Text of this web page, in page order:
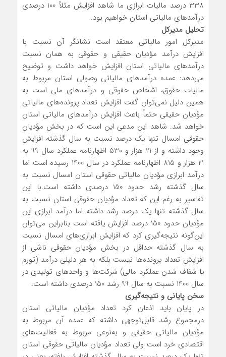
338 درصد مالیات ابرازی ما شاهد افزایش مثلاً 100 درصدی
درآمدهای مالیاتی استان خواهیم بود.
تحلیل مدیرکل
مدیرکل امور مالیاتی معتقد است نشانگر آن نسبت با
افزایش درآمد مؤدیان حقیقی و حقوقی به همان نسبت
درآمدهای مالیاتی استان افزایش خواهد داشت و توضیح
می‌دهد: عمده درآمدهای مالیاتی وصولی استان مربوط به
مالیات حقوق، اشخاص حقوقی و درآمدهای ملی است به
همین دلیل نمی‌توان گفت افزایش تعداد پرونده‌های مالیاتی
مؤدیان حقیقی حتماً باعث افزایش درآمدهای مالیاتی استان
خواهد شد. شاهد این مدعی این است که در بخش مؤدیان
حقوقی امسال تنها یک درصد نسبت به سال گذشته افزایش
وجود داشته و از 21 هزار و 530 اظهارنامه عملکرد سال 99 به
21 هزار و 815 اظهارنامه عملکرد در سال 1400 رسیده است اما
درآمد ابرازی مؤدیان مالیاتی حقوقی استان امسال نسبت به
سال گذشته رشد حدود 150 درصدی داشته است.با این
تفاسیر به رغم این که تعداد مؤدیان حقوقی استان نسبت به
سال گذشته تنها یک درصد رشد داشته اما درآمد ابرازی این
مؤدیان حدود 150 درصد افزایش یافته است بنابراین می‌توان
این‌گونه نتیجه‌گیری کرد که افزایش ابرازی‌های امسال نسبت
به سال گذشته حداقل در بخش مؤدیان حقوقی ناشی از
افزایش تعداد پرونده‌ها نیست بلکه به هر دلیلی درآمد (تورم
یا شفاف شدن عملکرد مالی) شرکت‌ها و واحدهای تولیدی در
سال 1400 نسبت به سال 99 رشد 150 درصدی داشته است.
سخن پایانی و نتیجه‌گیری
در پایان باید اذعان کرد تعداد مؤدیان مالیاتی استان
درمجموع رشد قابل‌توجهی داشته که عمده آن مربوط به
مؤدیان مالیاتی حقیقی و به‌نوعی مربوط به فعالیت‌های
اقتصادی خرد است ولی تعداد مؤدیان مالیاتی حقوقی استان